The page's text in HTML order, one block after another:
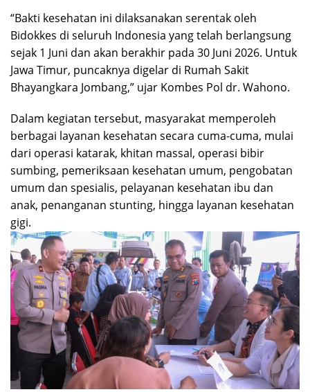
“Bakti kesehatan ini dilaksanakan serentak oleh
Bidokkes di seluruh Indonesia yang telah berlangsung
sejak 1 Juni dan akan berakhir pada 30 Juni 2026. Untuk
Jawa Timur, puncaknya digelar di Rumah Sakit
Bhayangkara Jombang,” ujar Kombes Pol dr. Wahono.
Dalam kegiatan tersebut, masyarakat memperoleh
berbagai layanan kesehatan secara cuma-cuma, mulai
dari operasi katarak, khitan massal, operasi bibir
sumbing, pemeriksaan kesehatan umum, pengobatan
umum dan spesialis, pelayanan kesehatan ibu dan
anak, penanganan stunting, hingga layanan kesehatan
gigi.